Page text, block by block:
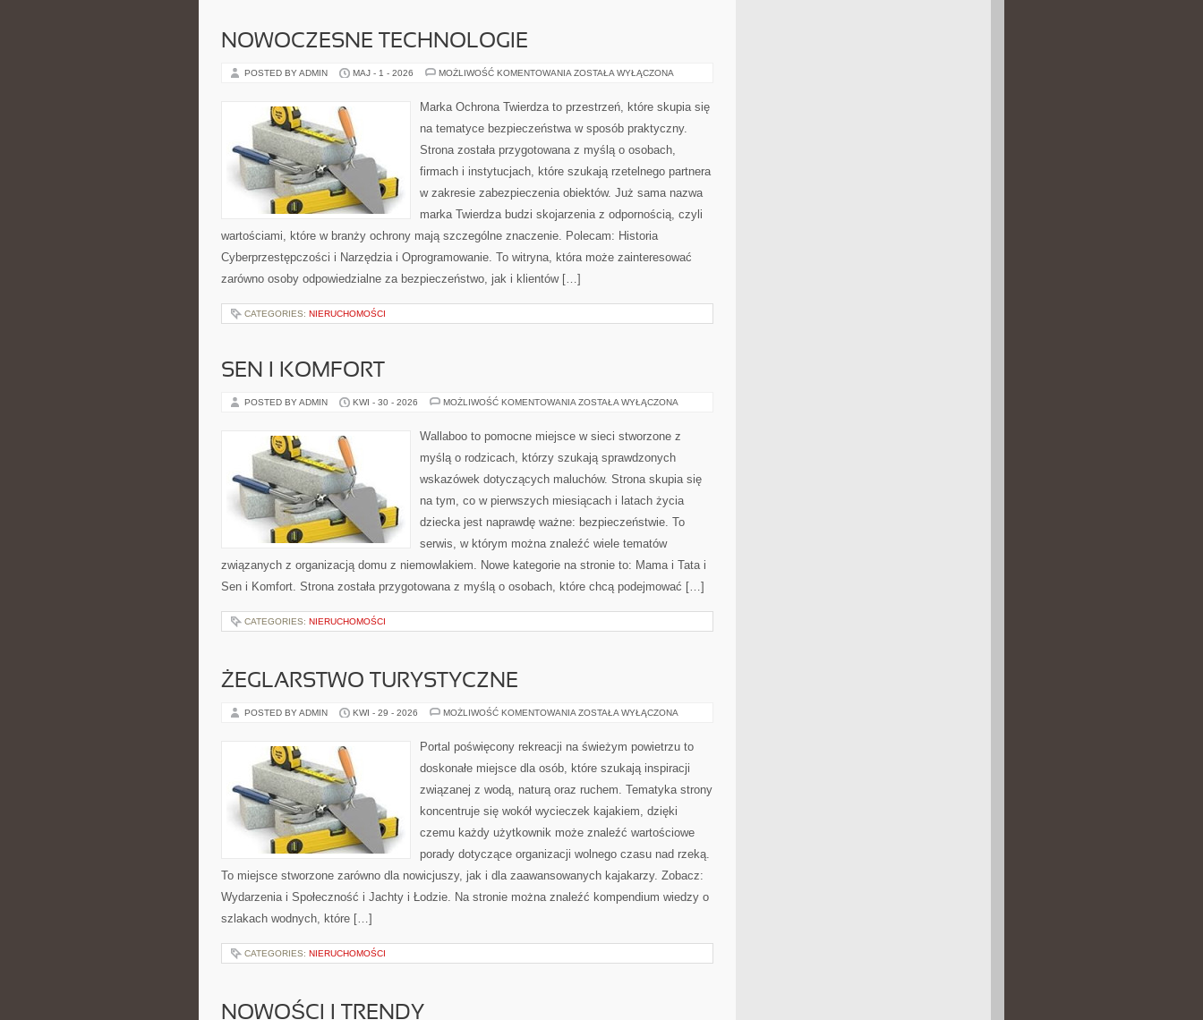
NOWOCZESNE TECHNOLOGIE
POSTED BY ADMIN MAJ - 1 - 2026 MOŻLIWOŚĆ KOMENTOWANIA NOWOCZESNE
ZOSTAŁA WYŁĄCZONA
Marka Ochrona Twierdza to przestrzeń, które skupia się
na tematyce bezpieczeństwa w sposób praktyczny.
Strona została przygotowana z myślą o osobach,
firmach i instytucjach, które szukają rzetelnego partnera
w zakresie zabezpieczenia obiektów. Już sama nazwa
marka Twierdza budzi skojarzenia z odpornością, czyli
wartościami, które w branży ochrony mają szczególne znaczenie. Polecam: Historia
Cyberprzestępczości i Narzędzia i Oprogramowanie. To witryna, która może zainteresować
zarówno osoby odpowiedzialne za bezpieczeństwo, jak i klientów […]
CATEGORIES: NIERUCHOMOŚCI
SEN I KOMFORT
POSTED BY ADMIN KWI - 30 - 2026 MOŻLIWOŚĆ KOMENTOWANIA SEN
ZOSTAŁA WYŁĄCZONA
Wallaboo to pomocne miejsce w sieci stworzone z
myślą o rodzicach, którzy szukają sprawdzonych
wskazówek dotyczących maluchów. Strona skupia się
na tym, co w pierwszych miesiącach i latach życia
dziecka jest naprawdę ważne: bezpieczeństwie. To
serwis, w którym można znaleźć wiele tematów
związanych z organizacją domu z niemowlakiem. Nowe kategorie na stronie to: Mama i Tata i
Sen i Komfort. Strona została przygotowana z myślą o osobach, które chcą podejmować […]
CATEGORIES: NIERUCHOMOŚCI
ŻEGLARSTWO TURYSTYCZNE
POSTED BY ADMIN KWI - 29 - 2026 MOŻLIWOŚĆ KOMENTOWANIA ŻEGLARSTWO
ZOSTAŁA WYŁĄCZONA
Portal poświęcony rekreacji na świeżym powietrzu to
doskonałe miejsce dla osób, które szukają inspiracji
związanej z wodą, naturą oraz ruchem. Tematyka strony
koncentruje się wokół wycieczek kajakiem, dzięki
czemu każdy użytkownik może znaleźć wartościowe
porady dotyczące organizacji wolnego czasu nad rzeką.
To miejsce stworzone zarówno dla nowicjuszy, jak i dla zaawansowanych kajakarzy. Zobacz:
Wydarzenia i Społeczność i Jachty i Łodzie. Na stronie można znaleźć kompendium wiedzy o
szlakach wodnych, które […]
CATEGORIES: NIERUCHOMOŚCI
NOWOŚCI I TRENDY